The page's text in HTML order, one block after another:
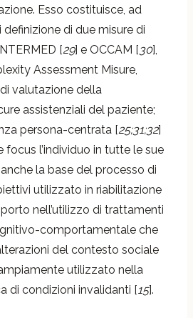
Esso costituisce, ad
di due misure di
[29] e OCCAM [30],
Assessment Misure,
valutazione della
assistenziali del paziente;
persona-centrata [25;31;32]
focus l’individuo in tutte le sue
la base del processo di
utilizzato in riabilitazione
nell’utilizzo di trattamenti
comportamentale che
del contesto sociale
utilizzato nella
di condizioni invalidanti [15].